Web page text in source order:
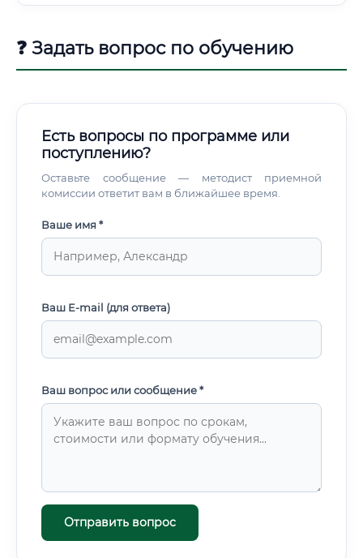
❓ Задать вопрос по обучению
Есть вопросы по программе или
поступлению?
Оставьте сообщение — методист приемной
комиссии ответит вам в ближайшее время.
Ваше имя *
Ваш E-mail (для ответа)
Ваш вопрос или сообщение *
Отправить вопрос